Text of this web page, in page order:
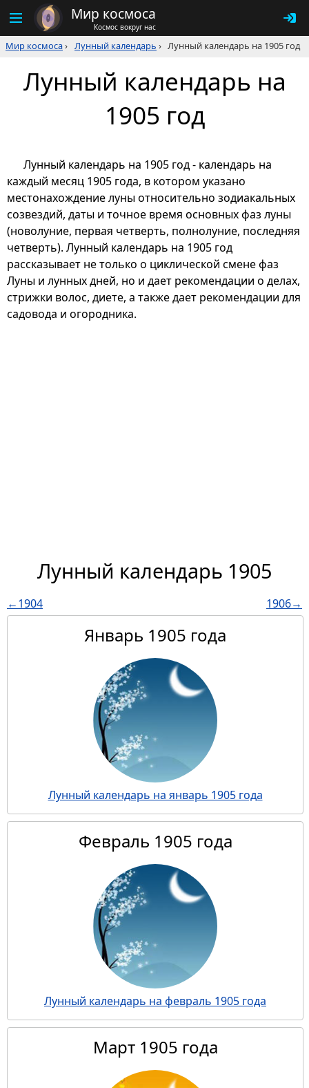
Мир космоса
Космос вокруг нас
Мир космоса› Лунный календарь › Лунный календарь на 1905 год
Лунный календарь на
1905 год
Лунный календарь на 1905 год - календарь на
каждый месяц 1905 года, в котором указано
местонахождение луны относительно зодиакальных
созвездий, даты и точное время основных фаз луны
(новолуние, первая четверть, полнолуние, последняя
четверть). Лунный календарь на 1905 год
рассказывает не только о циклической смене фаз
Луны и лунных дней, но и дает рекомендации о делах,
стрижки волос, диете, а также дает рекомендации для
садовода и огородника.
Лунный календарь 1905
←1904 1906→
Январь 1905 года
Лунный календарь на январь 1905 года
Февраль 1905 года
Лунный календарь на февраль 1905 года
Март 1905 года